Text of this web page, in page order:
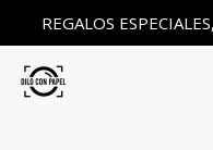
REGALOS